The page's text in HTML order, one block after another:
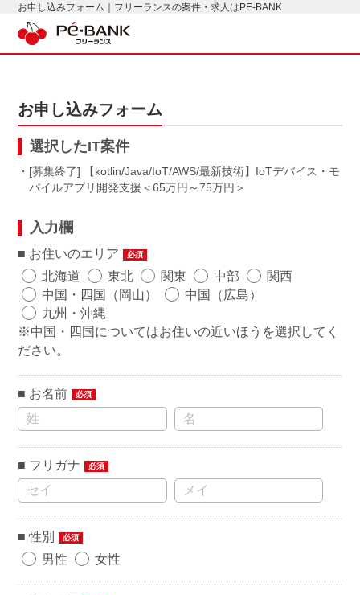
お申し込みフォーム｜フリーランスの案件・求人はPE-BANK
お申し込みフォーム
選択したIT案件
・[募集終了] 【kotlin/Java/IoT/AWS/最新技術】IoTデバイス・モ
バイルアプリ開発支援
65万円～75万円
入力欄
お住いのエリア 必須
北海道 東北 関東 中部
関西
中国・四国（岡山）
中国（広島）
九州・沖縄
※中国・四国についてはお住いの近いほうを選択してく
ださい。
お名前 必須
フリガナ 必須
性別 必須
男性 女性